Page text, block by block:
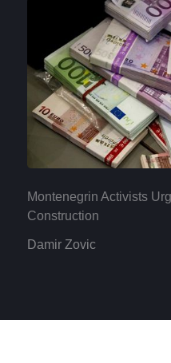
Montenegrin Activists
Construction
Damir Zovic